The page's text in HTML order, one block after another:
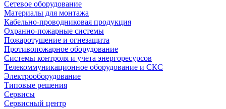
Сетевое оборудование
Материалы для монтажа
Кабельно-проводниковая продукция
Охранно-пожарные системы
Пожаротушение и огнезащита
Противопожарное оборудование
Системы контроля и учета энергоресурсов
Телекоммуникационное оборудование и СКС
Электрооборудование
Типовые решения
Сервисы
Сервисный центр